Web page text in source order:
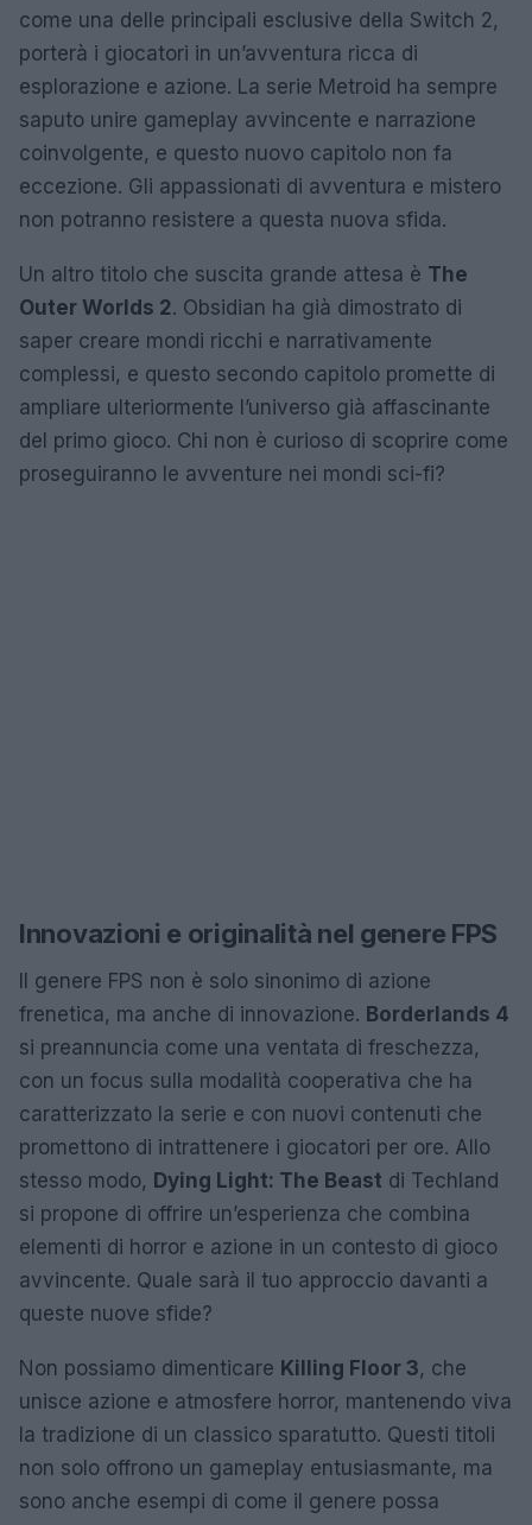
come una delle principali esclusive della Switch 2,
porterà i giocatori in un’avventura ricca di
esplorazione e azione. La serie Metroid ha sempre
saputo unire gameplay avvincente e narrazione
coinvolgente, e questo nuovo capitolo non fa
eccezione. Gli appassionati di avventura e mistero
non potranno resistere a questa nuova sfida.
Un altro titolo che suscita grande attesa è The
Outer Worlds 2. Obsidian ha già dimostrato di
saper creare mondi ricchi e narrativamente
complessi, e questo secondo capitolo promette di
ampliare ulteriormente l’universo già affascinante
del primo gioco. Chi non è curioso di scoprire come
proseguiranno le avventure nei mondi sci-fi?
Innovazioni e originalità nel genere FPS
Il genere FPS non è solo sinonimo di azione
frenetica, ma anche di innovazione. Borderlands 4
si preannuncia come una ventata di freschezza,
con un focus sulla modalità cooperativa che ha
caratterizzato la serie e con nuovi contenuti che
promettono di intrattenere i giocatori per ore. Allo
stesso modo, Dying Light: The Beast di Techland
si propone di offrire un’esperienza che combina
elementi di horror e azione in un contesto di gioco
avvincente. Quale sarà il tuo approccio davanti a
queste nuove sfide?
Non possiamo dimenticare Killing Floor 3, che
unisce azione e atmosfere horror, mantenendo viva
la tradizione di un classico sparatutto. Questi titoli
non solo offrono un gameplay entusiasmante, ma
sono anche esempi di come il genere possa